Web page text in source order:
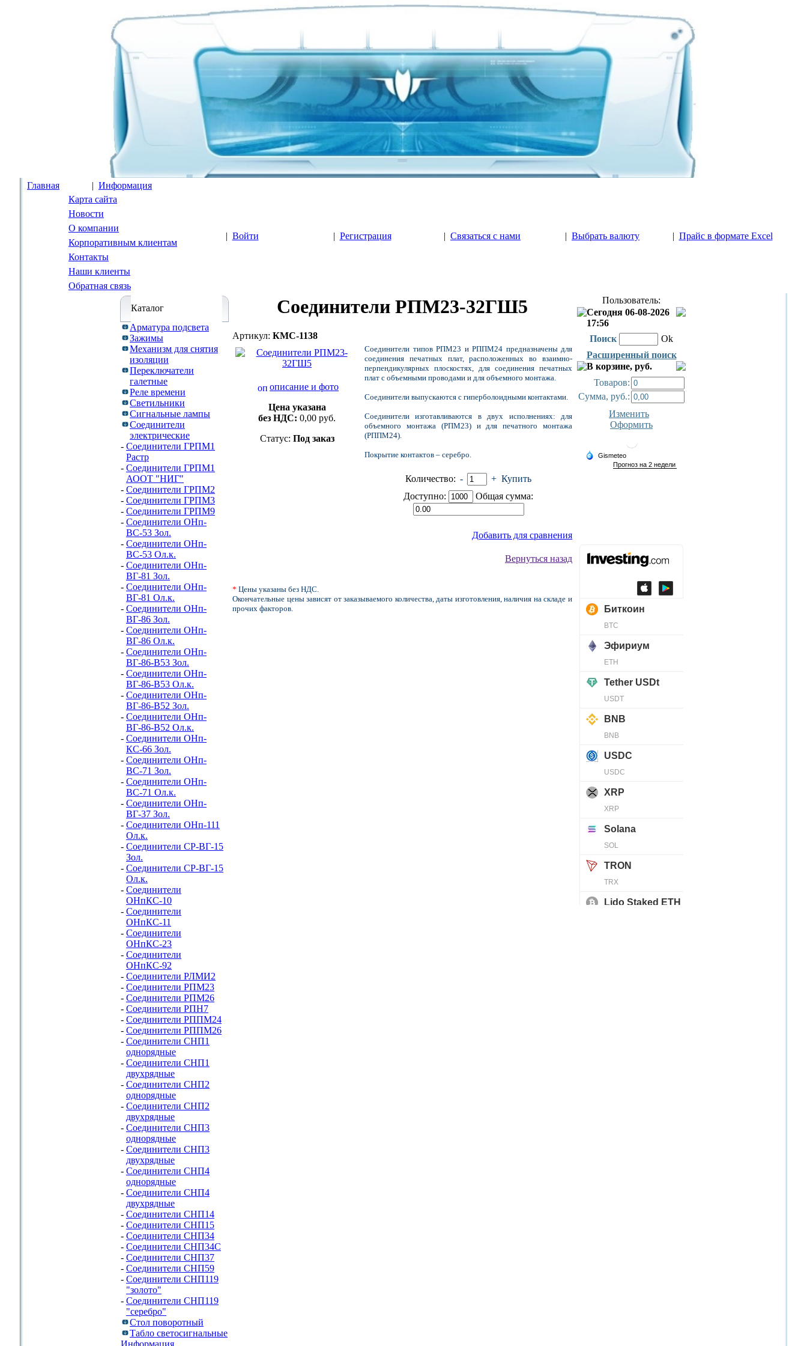
Главная | Информация
Карта сайта
Новости
О компании
Корпоративным клиентам
Контакты
Наши клиенты
Обратная связь
| Войти | Регистрация | Связаться с нами | Выбрать валюту | Прайс в формате Excel
Каталог
Арматура подсвета
Зажимы
Механизм для снятия
изоляции
Переключатели
галетные
Реле времени
Светильники
Сигнальные лампы
Соединители
электрические
- Соединители ГРПМ1
Растр
- Соединители ГРПМ1
АООТ "НИГ"
- Соединители ГРПМ2
- Соединители ГРПМ3
- Соединители ГРПМ9
- Соединители ОНп-
ВС-53 Зол.
- Соединители ОНп-
ВС-53 Ол.к.
- Соединители ОНп-
ВГ-81 Зол.
- Соединители ОНп-
ВГ-81 Ол.к.
- Соединители ОНп-
ВГ-86 Зол.
- Соединители ОНп-
ВГ-86 Ол.к.
- Соединители ОНп-
ВГ-86-В53 Зол.
- Соединители ОНп-
ВГ-86-В53 Ол.к.
- Соединители ОНп-
ВГ-86-В52 Зол.
- Соединители ОНп-
ВГ-86-В52 Ол.к.
- Соединители ОНп-
КС-66 Зол.
- Соединители ОНп-
ВС-71 Зол.
- Соединители ОНп-
ВС-71 Ол.к.
- Соединители ОНп-
ВГ-37 Зол.
- Соединители ОНп-111
Ол.к.
- Соединители СР-ВГ-15
Зол.
- Соединители СР-ВГ-15
Ол.к.
- Соединители
ОНпКС-10
- Соединители
ОНпКС-11
- Соединители
ОНпКС-23
- Соединители
ОНпКС-92
- Соединители РЛМИ2
- Соединители РПМ23
- Соединители РПМ26
- Соединители РПН7
- Соединители РППМ24
- Соединители РППМ26
- Соединители СНП1
однорядные
- Соединители СНП1
двухрядные
- Соединители СНП2
однорядные
- Соединители СНП2
двухрядные
- Соединители СНП3
однорядные
- Соединители СНП3
двухрядные
- Соединители СНП4
однорядные
- Соединители СНП4
двухрядные
- Соединители СНП14
- Соединители СНП15
- Соединители СНП34
- Соединители СНП34С
- Соединители СНП37
- Соединители СНП59
- Соединители СНП119
"золото"
- Соединители СНП119
"серебро"
Стол поворотный
Табло светосигнальные
Информация
Соединители РПМ23-32ГШ5
Артикул: КМС-1138
описание и фото
Цена указана
без НДС: 0,00 руб.
Статус: Под заказ
Соединители типов РПМ23 и РППМ24 предназначены для
соединения печатных плат, расположенных во взаимно-
перпендикулярных плоскостях, для соединения печатных
плат с объемными проводами и для объемного монтажа.
Соединители выпускаются с гиперболоидными контактами.
Соединители изготавливаются в двух исполнениях: для
объемного монтажа (РПМ23) и для печатного монтажа
(РППМ24).
Покрытие контактов – серебро.
Количество: - + Купить
Доступно:
Общая сумма:
Добавить для сравнения
Вернуться назад
* Цены указаны без НДС.
Окончательные цены зависят от заказываемого количества, даты изготовления, наличия на складе и
прочих факторов.
Пользователь:
Сегодня 06-08-2026
17:56
Поиск
Ok
Расширенный поиск
В корзине, руб.
Товаров:
Сумма, руб.:
Изменить
Оформить